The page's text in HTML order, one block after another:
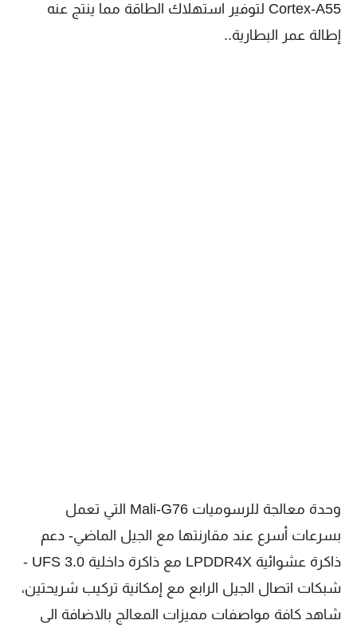
Cortex-A55 لتوفير استهلاك الطاقة مما ينتج عنه
إطالة عمر البطارية..
وحدة معالجة للرسوميات Mali-G76 التي تعمل
بسرعات أسرع عند مقارنتها مع الجيل الماضي- دعم
ذاكرة عشوائية LPDDR4X مع ذاكرة داخلية UFS 3.0 -
شبكات اتصال الجيل الرابع مع إمكانية تركيب شريحتين،
شاهد كافة مواصفات مميزات المعالج بالاضافة الى